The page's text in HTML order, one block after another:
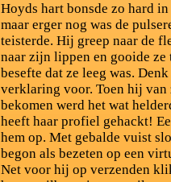
Hoyds hart bonsde zo hard
maar erger nog was de
teisterde. Hij greep naar de
naar zijn lippen en gooide
besefte dat ze leeg was. Denk
verklaring voor. Toen hij van
bekomen werd het wat
heeft haar profiel gehackt!
hem op. Met gebalde vuist
begon als bezeten op een
Net voor hij op verzenden